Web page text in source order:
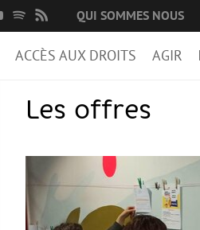
QUI SOMMES NOUS
ACCÈS AUX DROITS AGIR
Les offres